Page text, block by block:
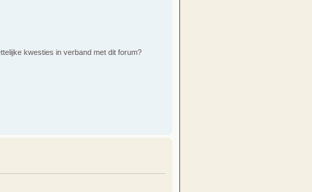
kwesties in verband met dit forum?